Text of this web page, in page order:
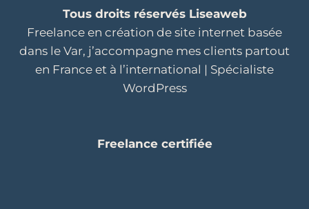
Tous droits réservés Liseaweb
Freelance en création de site internet basée
dans le Var, j’accompagne mes clients partout
en France et à l’international | Spécialiste
WordPress
Freelance certifiée